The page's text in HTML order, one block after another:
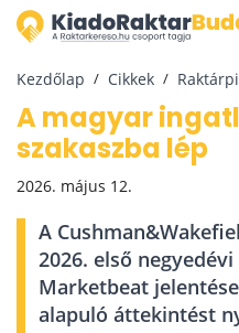
Kezdőlap Cikkek
A magyar
szakaszba lép
2026. május 12.
A
2026. első
Marketbeat
alapuló áttekintést